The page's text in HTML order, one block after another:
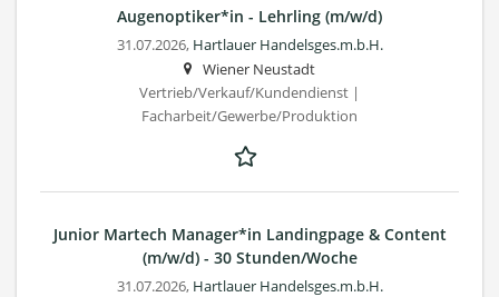
Augenoptiker*in - Lehrling (m/w/d)
31.07.2026, Hartlauer Handelsges.m.b.H.
Wiener Neustadt
Vertrieb/Verkauf/Kundendienst |
Facharbeit/Gewerbe/Produktion
Junior Martech Manager*in Landingpage & Content
(m/w/d) - 30 Stunden/Woche
31.07.2026, Hartlauer Handelsges.m.b.H.